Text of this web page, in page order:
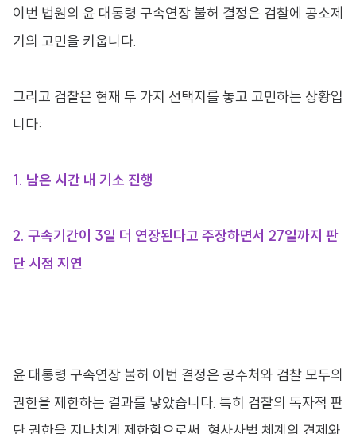
이번 법원의 윤 대통령 구속연장 불허 결정은 검찰에 공소제
기의 고민을 키웁니다.​
그리고 검찰은 현재 두 가지 선택지를 놓고 고민하는 상황입
니다:
1. 남은 시간 내 기소 진행
2. 구속기간이 3일 더 연장된다고 주장하면서 27일까지 판
단 시점 지연​
윤 대통령 구속연장 불허 이번 결정은 공수처와 검찰 모두의
권한을 제한하는 결과를 낳았습니다. 특히 검찰의 독자적 판